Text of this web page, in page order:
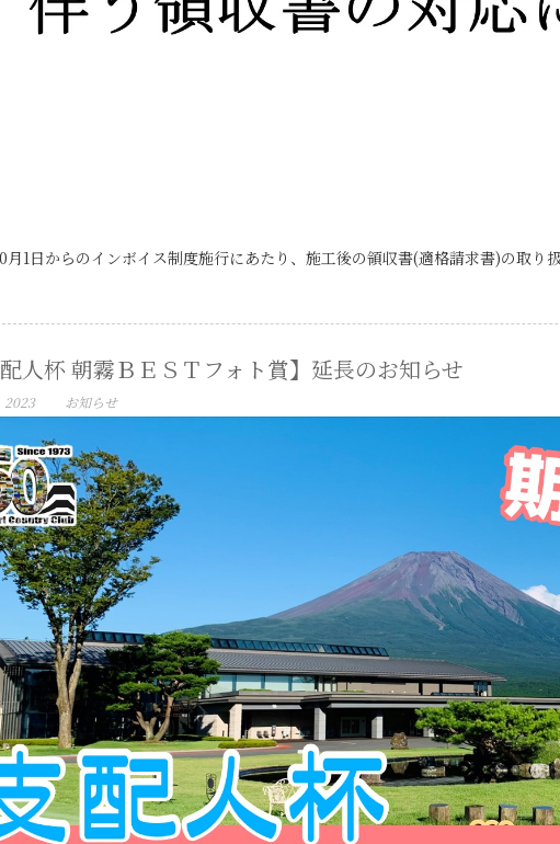
月1日からのインボイス制度施行にあたり、施工後の領収書(適格請求書)の取
人杯 朝霧ＢＥＳＴフォト賞】延長のお知らせ
2023 お知らせ